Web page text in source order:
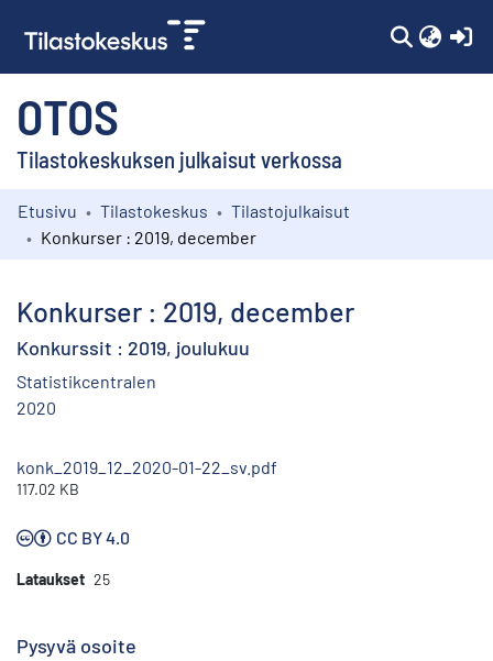
OTOS
Tilastokeskuksen julkaisut verkossa
Kokoelmat
Etusivu Tilastokeskus
Tilastojulkaisut
Konkurser : 2019, december
Konkurser : 2019, december
Konkurssit : 2019, joulukuu
Statistikcentralen
2020
konk_2019_12_2020-01-22_sv.pdf
117.02 KB
CC BY 4.0
Lataukset 25
Pysyvä osoite